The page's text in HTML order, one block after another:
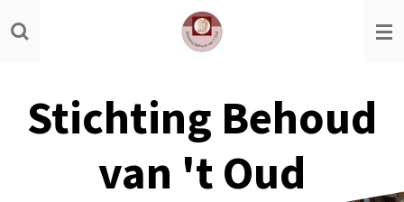
Ga
direct
hoofdinhoud
Stichting Behoud
van 't Oud